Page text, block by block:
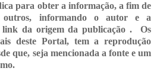
para obter a informação, a fim de
outros, informando o autor e a
link da origem da publicação .Os
deste Portal, tem a reprodução
que, seja mencionada a fonte e um